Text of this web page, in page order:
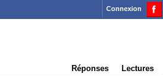
Connexion
Réponses Lectures